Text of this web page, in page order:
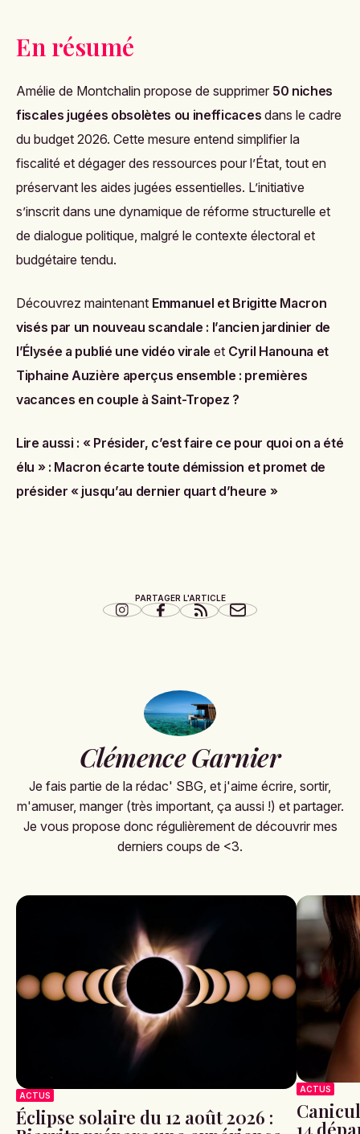
En résumé
Amélie de Montchalin propose de supprimer 50 niches
fiscales jugées obsolètes ou inefficaces dans le cadre
du budget 2026. Cette mesure entend simplifier la
fiscalité et dégager des ressources pour l’État, tout en
préservant les aides jugées essentielles. L’initiative
s’inscrit dans une dynamique de réforme structurelle et
de dialogue politique, malgré le contexte électoral et
budgétaire tendu.
Découvrez maintenant Emmanuel et Brigitte Macron
visés par un nouveau scandale : l’ancien jardinier de
l’Élysée a publié une vidéo virale et Cyril Hanouna et
Tiphaine Auzière aperçus ensemble : premières
vacances en couple à Saint-Tropez ?
Lire aussi : « Présider, c’est faire ce pour quoi on a été
élu » : Macron écarte toute démission et promet de
présider « jusqu’au dernier quart d’heure »
PARTAGER L'ARTICLE
Clémence Garnier
Je fais partie de la rédac' SBG, et j'aime écrire, sortir,
m'amuser, manger (très important, ça aussi !) et partager.
Je vous propose donc régulièrement de découvrir mes
derniers coups de <3.
ACTUS
Éclipse solaire du 12 août 2026 :
ACTUS